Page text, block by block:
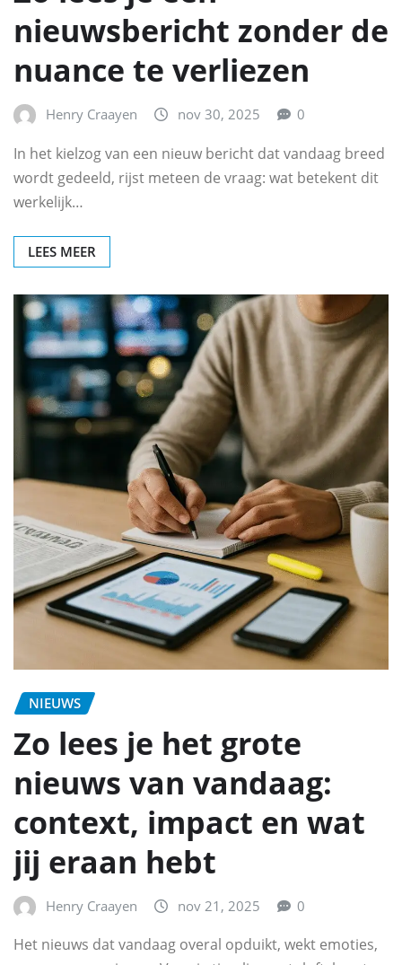
nieuwsbericht zonder de
nuance te verliezen
Henry Craayen nov 30, 2025 0
In het kielzog van een nieuw bericht dat vandaag breed
wordt gedeeld, rijst meteen de vraag: wat betekent dit
werkelijk…
LEES MEER
NIEUWS
Zo lees je het grote
nieuws van vandaag:
context, impact en wat
jij eraan hebt
Henry Craayen nov 21, 2025 0
Het nieuws dat vandaag overal opduikt, wekt emoties,